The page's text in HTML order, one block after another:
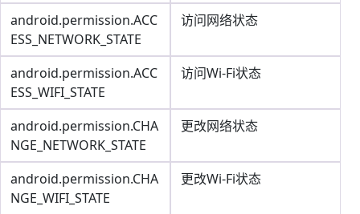
android.permission.ACC
ESS_NETWORK_STATE
访问网络状态
android.permission.ACC
ESS_WIFI_STATE
访问Wi-Fi状态
android.permission.CHA
NGE_NETWORK_STATE
更改网络状态
android.permission.CHA
NGE_WIFI_STATE
更改Wi-Fi状态